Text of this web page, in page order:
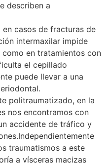
describen a
casos de fracturas de
intermaxilar impide
en tratamientos con
el cepillado
puede llevar a una
politraumatizado, en la
nos encontramos con
accidente de tráfico y
traumatismos a este
a vísceras macizas